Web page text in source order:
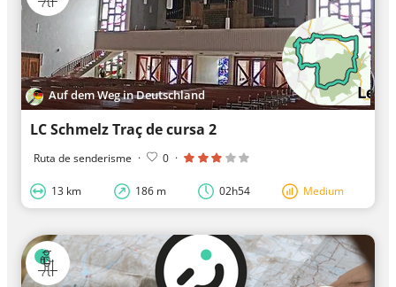
Auf dem Weg in Deutschland
LC Schmelz Traç de cursa 2
Ruta de senderisme · 0 ·
13 km 186 m 02h54 Medium